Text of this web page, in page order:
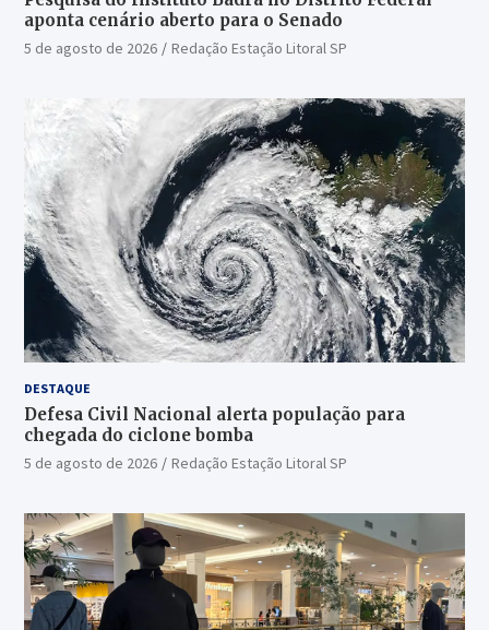
aponta cenário aberto para o Senado
5 de agosto de 2026 Redação Estação Litoral SP
DESTAQUE
Defesa Civil Nacional alerta população para
chegada do ciclone bomba
5 de agosto de 2026 Redação Estação Litoral SP